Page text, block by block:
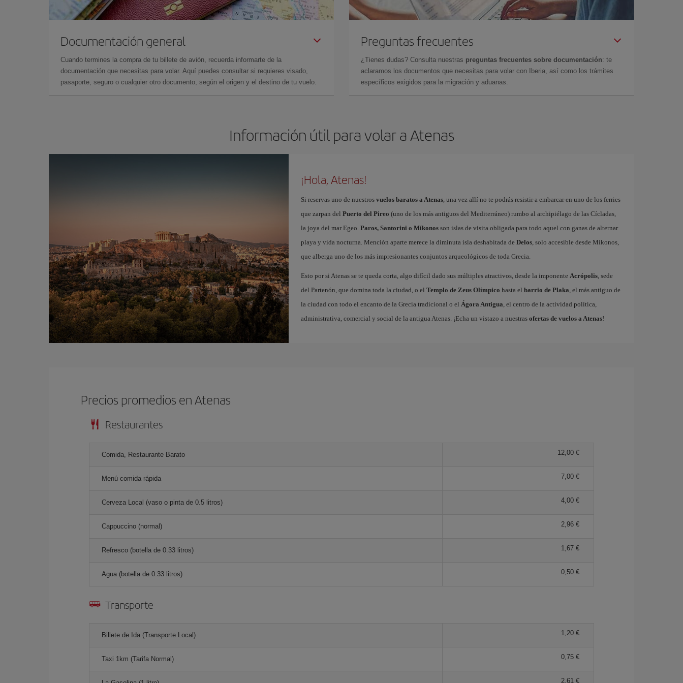
Documentación general
Cuando termines la compra de tu billete de avión, recuerda informarte de la
documentación que necesitas para volar. Aquí puedes consultar si requieres visado,
pasaporte, seguro o cualquier otro documento, según el origen y el destino de tu vuelo.
Preguntas frecuentes
¿Tienes dudas? Consulta nuestras preguntas frecuentes sobre documentación: te
aclaramos los documentos que necesitas para volar con Iberia, así como los trámites
específicos exigidos para la migración y aduanas.
Información útil para volar a Atenas
¡Hola, Atenas!
Si reservas uno de nuestros vuelos baratos a Atenas, una vez allí no te podrás resistir a embarcar en uno de los ferries
que zarpan del Puerto del Pireo (uno de los más antiguos del Mediterráneo) rumbo al archipiélago de las Cícladas,
la joya del mar Egeo. Paros, Santorini o Míkonosson islas de visita obligada para todo aquel con ganas de alternar
playa y vida nocturna. Mención aparte merece la diminuta isla deshabitada de Delos, solo accesible desde Mikonos,
que alberga uno de los más impresionantes conjuntos arqueológicos de toda Grecia.
Esto por si Atenas se te queda corta, algo difícil dado sus múltiples atractivos, desde la imponente Acrópolis, sede
del Partenón, que domina toda la ciudad, o el Templo de Zeus Olímpico hasta el barrio de Plaka, el más antiguo de
la ciudad con todo el encanto de la Grecia tradicional o el Ágora Antigua, el centro de la actividad política,
administrativa, comercial y social de la antigua Atenas. ¡Echa un vistazo a nuestras ofertas de vuelos a Atenas!
Precios promedios en Atenas
Restaurantes
Comida, Restaurante Barato 12,00 €
Menú comida rápida 7,00 €
Cerveza Local (vaso o pinta de 0.5 litros) 4,00 €
Cappuccino (normal) 2,96 €
Refresco (botella de 0.33 litros) 1,67 €
Agua (botella de 0.33 litros) 0,50 €
Transporte
Billete de Ida (Transporte Local) 1,20 €
Taxi 1km (Tarifa Normal) 0,75 €
2,61 €